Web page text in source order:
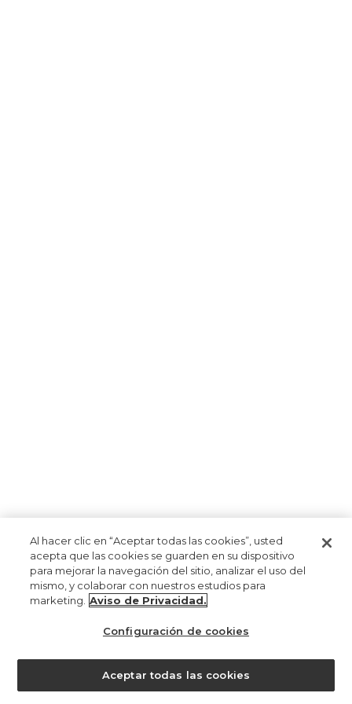
Al hacer clic en “Aceptar todas las cookies”, usted
acepta que las cookies se guarden en su dispositivo
para mejorar la navegación del sitio, analizar el uso del
mismo, y colaborar con nuestros estudios para
marketing. Aviso de Privacidad.
Configuración de cookies
Aceptar todas las cookies